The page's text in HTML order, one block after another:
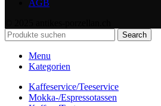
AGB
Search
Menu
Kategorien
Kaffeservice/Teeservice
Mokka-/Espressotassen